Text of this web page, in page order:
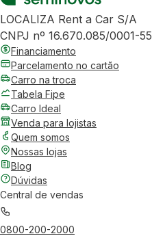
LOCALIZA Rent a Car S/A
CNPJ nº 16.670.085/0001-55
Financiamento
Parcelamento no cartão
Carro na troca
Tabela Fipe
Carro Ideal
Venda para lojistas
Quem somos
Nossas lojas
Blog
Dúvidas
Central de vendas
0800-200-2000